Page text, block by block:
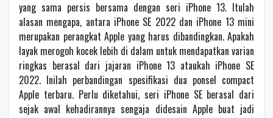
yang sama persis bersama dengan seri iPhone 13. Itulah
alasan mengapa, antara iPhone SE 2022 dan iPhone 13 mini
merupakan perangkat Apple yang harus dibandingkan. Apakah
layak merogoh kocek lebih di dalam untuk mendapatkan varian
ringkas berasal dari jajaran iPhone 13 ataukah iPhone SE
2022. Inilah perbandingan spesifikasi dua ponsel compact
Apple terbaru. Perlu diketahui, seri iPhone SE berasal dari
sejak awal kehadirannya sengaja didesain Apple buat jadi